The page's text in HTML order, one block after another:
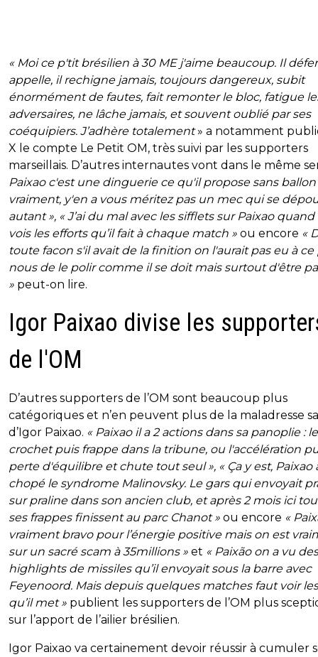
« Moi ce p'tit brésilien à 30 ME j'aime beaucoup. Il
appelle, il rechigne jamais, toujours dangereux, subit
énormément de fautes, fait remonter le bloc, fatigue
adversaires, ne lâche jamais, et souvent oublié par ses
coéquipiers. J’adhère totalement» a notamment
X le compte Le Petit OM, très suivi par les supporters
marseillais. D’autres internautes vont dans le même
Paixao c'est une dinguerie ce qu'il propose sans ballon
vraiment, y'en a vous méritez pas un mec qui se
autant », « J’ai du mal avec les sifflets sur Paixao
vois les efforts qu’il fait à chaque match » ou encore «
toute facon s'il avait de la finition on l'aurait pas eu à ce
nous de le polir comme il se doit mais surtout d'être
» peut-on lire.
Igor Paixao divise les
de l'OM
D’autres supporters de l’OM sont beaucoup plus
catégoriques et n’en peuvent plus de la maladresse
d’Igor Paixao. « Paixao il a 2 actions dans sa panoplie : le
crochet puis frappe dans la tribune, ou l'accélération
perte d'équilibre et chute tout seul », « Ça y est, Paixao
chopé le syndrome Malinovsky. Le gars qui envoyait
sur praline dans son ancien club, et après 2 mois ici
ses frappes finissent au parc Chanot » ou encore «
vraiment bravo pour l’énergie positive mais on est
sur un sacré scam à 35millions » et « Paixão on a vu des
highlights de missiles qu’il envoyait sous la barre avec
Feyenoord. Mais depuis quelques matches faut voir
qu’il met » publient les supporters de l’OM plus
sur l’apport de l’ailier brésilien.
Igor Paixao va certainement devoir réussir à cumuler